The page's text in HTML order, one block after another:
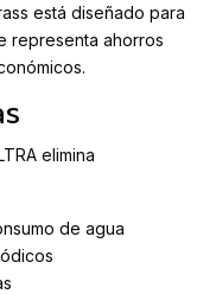
está diseñado para
representa ahorros
elimina
de agua